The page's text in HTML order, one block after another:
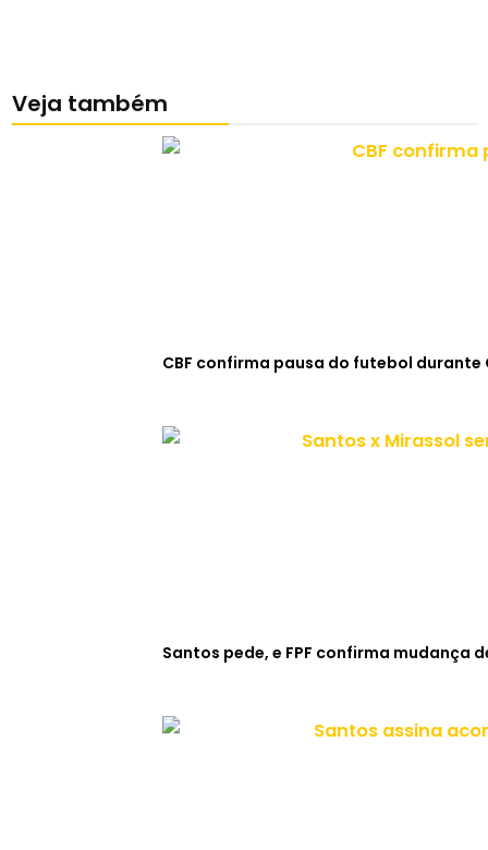
Veja também
CBF confirma pausa do futebol durante
Santos pede, e FPF confirma mudança